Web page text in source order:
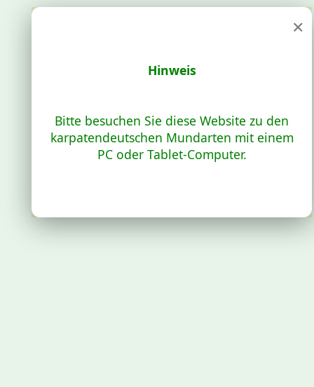
×
Hinweis
Bitte besuchen Sie diese Website zu den
karpatendeutschen Mundarten mit einem
PC oder Tablet-Computer.